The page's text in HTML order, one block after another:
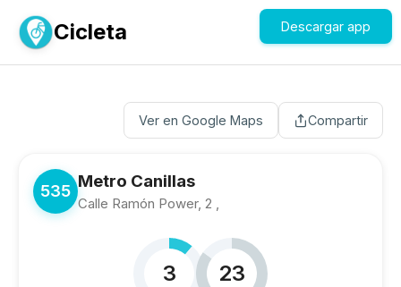
Cicleta Descargar app
Ver en Google Maps Compartir
535 Metro Canillas
Calle Ramón Power, 2 ,
3 23